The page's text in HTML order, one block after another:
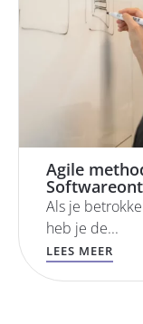
Agile
Als je
heb je de...
LEES MEER